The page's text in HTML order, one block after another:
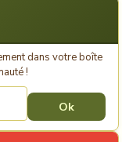
dans votre boîte
!